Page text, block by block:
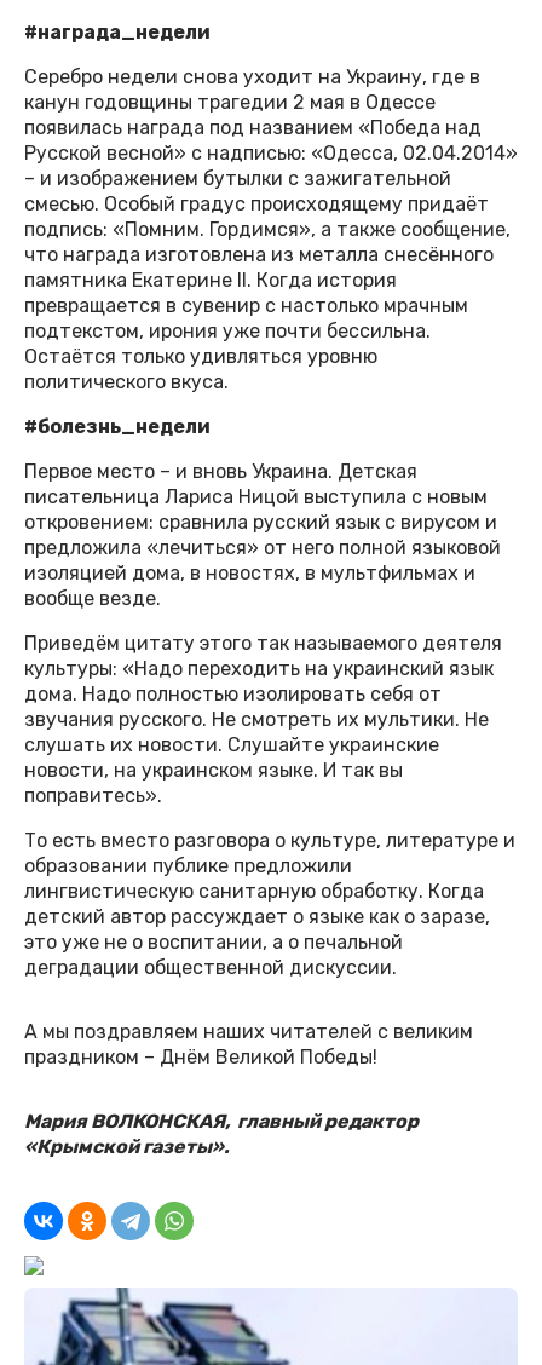
#награда_недели
Серебро недели снова уходит на Украину, где в
канун годовщины трагедии 2 мая в Одессе
появилась награда под названием «Победа над
Русской весной» с надписью: «Одесса, 02.04.2014»
– и изображением бутылки с зажигательной
смесью. Особый градус происходящему придаёт
подпись: «Помним. Гордимся», а также сообщение,
что награда изготовлена из металла снесённого
памятника Екатерине II. Когда история
превращается в сувенир с настолько мрачным
подтекстом, ирония уже почти бессильна.
Остаётся только удивляться уровню
политического вкуса.
#болезнь_недели
Первое место – и вновь Украина. Детская
писательница Лариса Ницой выступила с новым
откровением: сравнила русский язык с вирусом и
предложила «лечиться» от него полной языковой
изоляцией дома, в новостях, в мультфильмах и
вообще везде.
Приведём цитату этого так называемого деятеля
культуры: «Надо переходить на украинский язык
дома. Надо полностью изолировать себя от
звучания русского. Не смотреть их мультики. Не
слушать их новости. Слушайте украинские
новости, на украинском языке. И так вы
поправитесь».
То есть вместо разговора о культуре, литературе и
образовании публике предложили
лингвистическую санитарную обработку. Когда
детский автор рассуждает о языке как о заразе,
это уже не о воспитании, а о печальной
деградации общественной дискуссии.
А мы поздравляем наших читателей с великим
праздником – Днём Великой Победы!
Мария ВОЛКОНСКАЯ, главный редактор
«Крымской газеты».